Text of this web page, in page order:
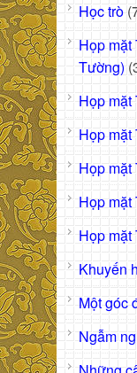
Học trò
Họp
Tường)
Họp mặt
Họp
Họp
Họp mặt
Họp mặt
Khuyến
Một góc
Ngẫm